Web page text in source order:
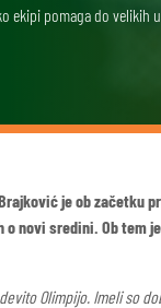
ekipi pomaga do velikih
je ob začetku
novi sredini. Ob tem
Olimpijo. Imeli so